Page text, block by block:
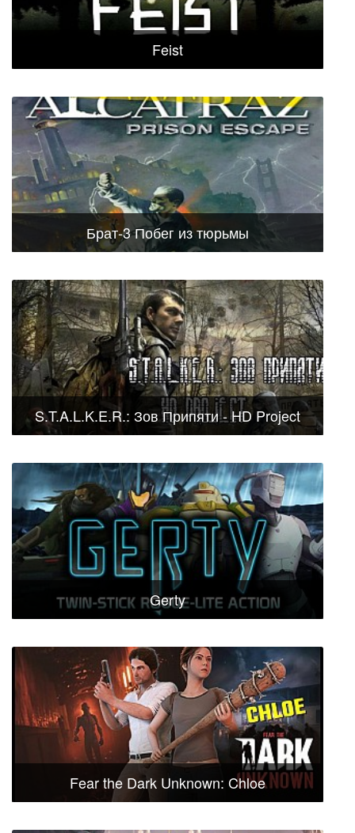
Feist
Брат-3 Побег из тюрьмы
S.T.A.L.K.E.R.: Зов Припяти - HD Project
Gerty
Fear the Dark Unknown: Chloe